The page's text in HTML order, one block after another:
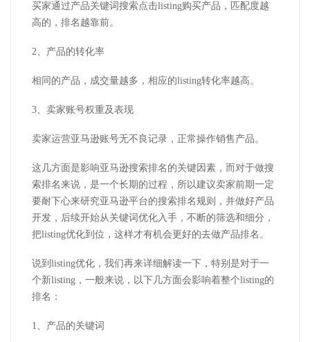
买家通过产品关键词搜索点击listing购买产品，匹配度越
高的，排名越靠前。
2、产品的转化率
相同的产品，成交量越多，相应的listing转化率越高。
3、卖家账号权重及表现
卖家运营亚马逊账号无不良记录，正常操作销售产品。
这几方面是影响亚马逊搜索排名的关键因素，而对于做搜
索排名来说，是一个长期的过程，所以建议卖家前期一定
要耐下心来研究亚马逊平台的搜索排名规则，并做好产品
开发，后续开始从关键词优化入手，不断的筛选和细分，
把listing优化到位，这样才有机会更好的去做产品排名。
说到listing优化，我们再来详细解读一下，特别是对于一
个新listing，一般来说，以下几方面会影响着整个listing的
排名：
1、产品的关键词